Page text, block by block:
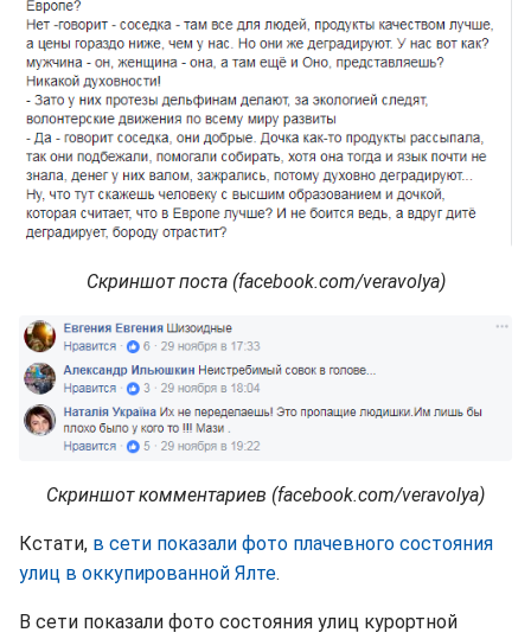
Скриншот поста (facebook.com/veravolya)
Скриншот комментариев (facebook.com/veravolya)
Кстати, в сети показали фото плачевного состояния
улиц в оккупированной Ялте.
В сети показали фото состояния улиц курортной